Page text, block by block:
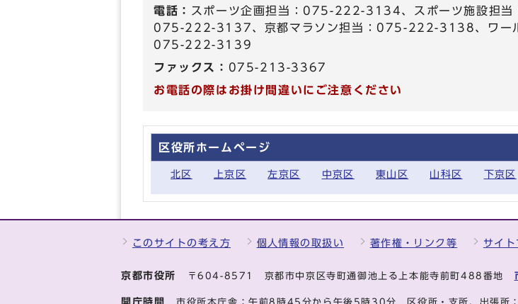
電話：
スポーツ企画担当：075-222-3134、スポーツ施設担
075-222-3137、京都マラソン担当：075-222-3138、ワール
075-222-3139
ファックス： 075-213-3367
お電話の際はお掛け間違いにご注意ください
区役所ホームページ
北区 上京区 左京区 中京区 東山区 山科区 下京区
このサイトの考え方 個人情報の取扱い 著作権・リンク等 サイ
京都市役所 〒604-8571 京都市中京区寺町通御池上る上本能寺前町488番地
開庁時間